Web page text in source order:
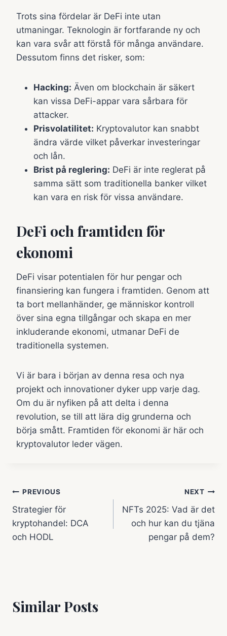
Trots sina fördelar är DeFi inte utan
utmaningar. Teknologin är fortfarande ny och
kan vara svår att förstå för många användare.
Dessutom finns det risker, som:
Hacking: Även om blockchain är säkert
kan vissa DeFi-appar vara sårbara för
attacker.
Prisvolatilitet: Kryptovalutor kan snabbt
ändra värde vilket påverkar investeringar
och lån.
Brist på reglering: DeFi är inte reglerat på
samma sätt som traditionella banker vilket
kan vara en risk för vissa användare.
DeFi och framtiden för
ekonomi
DeFi visar potentialen för hur pengar och
finansiering kan fungera i framtiden. Genom att
ta bort mellanhänder, ge människor kontroll
över sina egna tillgångar och skapa en mer
inkluderande ekonomi, utmanar DeFi de
traditionella systemen.
Vi är bara i början av denna resa och nya
projekt och innovationer dyker upp varje dag.
Om du är nyfiken på att delta i denna
revolution, se till att lära dig grunderna och
börja smått. Framtiden för ekonomi är här och
kryptovalutor leder vägen.
Inläggsnavigering
PREVIOUS
Strategier för
kryptohandel: DCA
och HODL
NEXT
NFTs 2025: Vad är det
och hur kan du tjäna
pengar på dem?
Similar Posts